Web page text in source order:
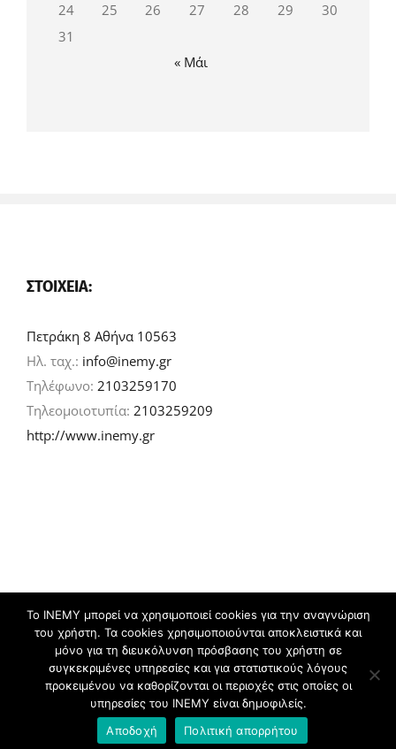
24
25 26 27 28 29
30
31
« Μάι
ΣΤΟΙΧΕΊΑ:
Πετράκη 8 Αθήνα 10563
Ηλ. ταχ.: info@inemy.gr
Τηλέφωνο: 2103259170
Τηλεομοιοτυπία: 2103259209
http://www.inemy.gr
©2026 IN.EM.Y | Σχεδιασμός & ανάπτυξη:
FacebookTwitter YouTubeFlickr
Το ΙΝΕΜΥ μπορεί να χρησιμοποιεί cookies για την αναγνώριση
του χρήστη. Τα cookies χρησιμοποιούνται αποκλειστικά και
μόνο για τη διευκόλυνση πρόσβασης του χρήστη σε
συγκεκριμένες υπηρεσίες και για στατιστικούς λόγους
προκειμένου να καθορίζονται οι περιοχές στις οποίες οι
υπηρεσίες του ΙΝΕΜΥ είναι δημοφιλείς.
Αποδοχή
Πολιτική απορρήτου